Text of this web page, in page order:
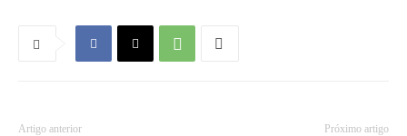
Artigo anterior Próximo artigo